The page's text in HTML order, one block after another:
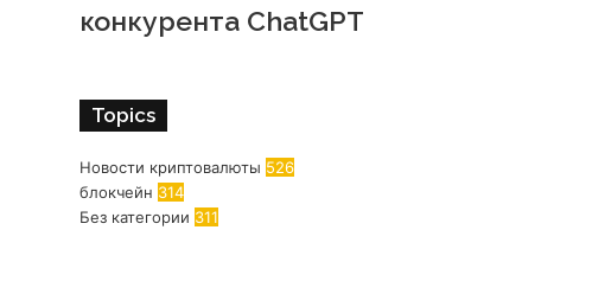
конкурента ChatGPT
Topics
Новости криптовалюты 526
блокчейн 314
Без категории 311